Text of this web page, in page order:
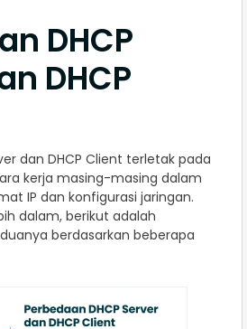
DHCP
DHCP
dan DHCP Client terletak pada
kerja masing-masing dalam
IP dan konfigurasi jaringan.
dalam, berikut adalah
berdasarkan beberapa